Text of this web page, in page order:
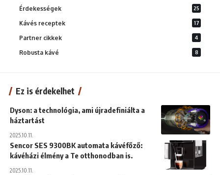
Érdekességek 25
Kávés receptek 17
Partner cikkek 4
Robusta kávé 8
Ez is érdekelhet
Dyson: a technológia, ami újradefiniálta a
háztartást
2025.10.11.
Sencor SES 9300BK automata kávéfőző:
kávéházi élmény a Te otthonodban is.
2025.10.11.